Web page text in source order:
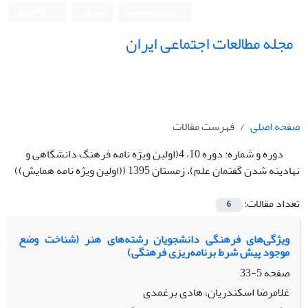
مجله مطالعات اجتماعی ایران
صفحه اصلی
فهرست مقالات
دوره و شماره:
دوره 10، 4(اولین ویژه نامه فرهنگ دانشگاهی و
نهادینه شدن گفتمان علم)، زمستان 1395 ((اولین ویژه نامه همایش))
تعداد مقالات:
6
ویژگی‌های فرهنگی دانشجویان رشته‌های هنر (شناخت وضع
موجود پیش شرط برنامه‌ریزی فرهنگی)
صفحه5-33
غلامرضا اسکندریان، هادی برغمدی